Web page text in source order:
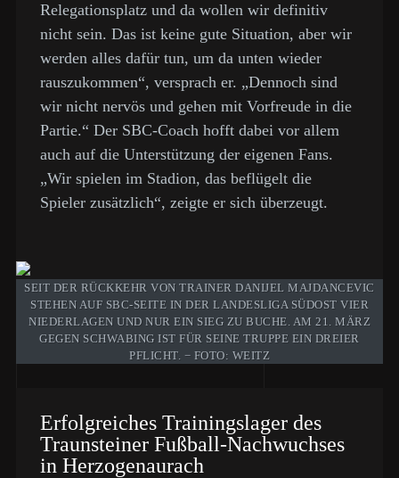
Relegationsplatz und da wollen wir definitiv
nicht sein. Das ist keine gute Situation, aber wir
werden alles dafür tun, um da unten wieder
rauszukommen“, versprach er. „Dennoch sind
wir nicht nervös und gehen mit Vorfreude in die
Partie.“ Der SBC-Coach hofft dabei vor allem
auch auf die Unterstützung der eigenen Fans.
„Wir spielen im Stadion, das beflügelt die
Spieler zusätzlich“, zeigte er sich überzeugt.
SEIT DER RÜCKKEHR VON TRAINER DANIJEL MAJDANCEVIC
STEHEN AUF SBC-SEITE IN DER LANDESLIGA SÜDOST VIER
NIEDERLAGEN UND NUR EIN SIEG ZU BUCHE. AM 21. MÄRZ
GEGEN SCHWABING IST FÜR SEINE TRUPPE EIN DREIER
PFLICHT. − FOTO: WEITZ
Erfolgreiches Trainingslager des
Traunsteiner Fußball-Nachwuchses
in Herzogenaurach